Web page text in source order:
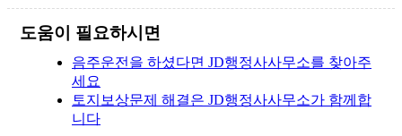
도움이 필요하시면
음주운전을 하셨다면 JD행정사사무소를 찾아주
세요
토지보상문제 해결은 JD행정사사무소가 함께합
니다